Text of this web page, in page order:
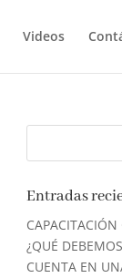
Videos
Entradas
CAPACITACIÓN
¿QUÉ
CUENTA EN